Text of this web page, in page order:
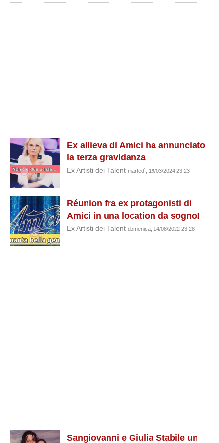
Ex allieva di Amici ha annunciato
la terza gravidanza
Ex Artisti dei Talent martedì, 19/03/2024 23:23
Réunion fra ex protagonisti di
Amici in una location da sogno!
Ex Artisti dei Talent domenica, 14/08/2022 23:28
Sangiovanni e Giulia Stabile un